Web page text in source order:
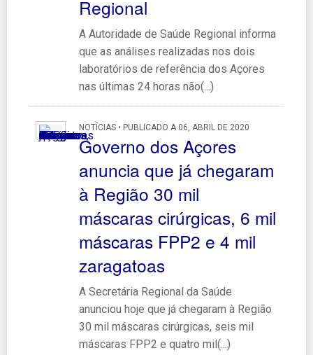
Regional
A Autoridade de Saúde Regional informa
que as análises realizadas nos dois
laboratórios de referência dos Açores
nas últimas 24 horas não(...)
NOTÍCIAS • PUBLICADO A 06, ABRIL DE 2020
Governo dos Açores
anuncia que já chegaram
à Região 30 mil
máscaras cirúrgicas, 6 mil
máscaras FPP2 e 4 mil
zaragatoas
A Secretária Regional da Saúde
anunciou hoje que já chegaram à Região
30 mil máscaras cirúrgicas, seis mil
máscaras FPP2 e quatro mil(...)